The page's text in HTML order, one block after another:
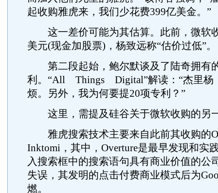
起收购雅虎来，我们少花费399亿美金。”
这一差价可能为其估算。此前，微软
美元(现金加股票)，杨致远称“估价过低”。
第二段起始，鲍尔默谈及了陆奇拥有
利。“All Things Digital”解读：“杰里杨
烦。另外，我为何要提20项专利？”
这里，需提及硅谷关于微软收购的另
雅虎搜索技术主要来自此前其收购的
Inktomi，其中，Overture是最早发现和实
入搜索框中的搜索语句具有商业价值的公
失误，其发明的点击付费商业模式后为
燃。